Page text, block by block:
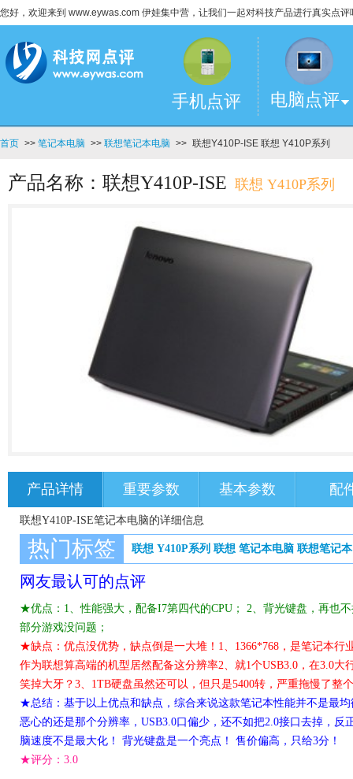
您好，欢迎来到 www.eywas.com 伊娃集中营，让我们一起对科技产品进行真实点评
手机点评 电脑点评
首页 >> 笔记本电脑 >> 联想笔记本电脑 >> 联想Y410P-ISE 联想 Y410P系列
产品名称：联想Y410P-ISE 联想 Y410P系列
产品详情 重要参数 基本参数 配
联想Y410P-ISE笔记本电脑的详细信息
热门标签 联想 Y410P系列 联想 笔记本电脑 联想笔记
网友最认可的点评
★优点：1、性能强大，配备I7第四代的CPU； 2、背光键盘，再也
部分游戏没问题；
★缺点：优点没优势，缺点倒是一大堆！1、1366*768，是笔记本行
作为联想算高端的机型居然配备这分辨率2、就1个USB3.0，在3.0
笑掉大牙？3、1TB硬盘虽然还可以，但只是5400转，严重拖慢了整
★总结：基于以上优点和缺点，综合来说这款笔记本性能并不是最
恶心的还是那个分辨率，USB3.0口偏少，还不如把2.0接口去掉，
脑速度不是最大化！ 背光键盘是一个亮点！ 售价偏高，只给3分！
★评分： 3.0